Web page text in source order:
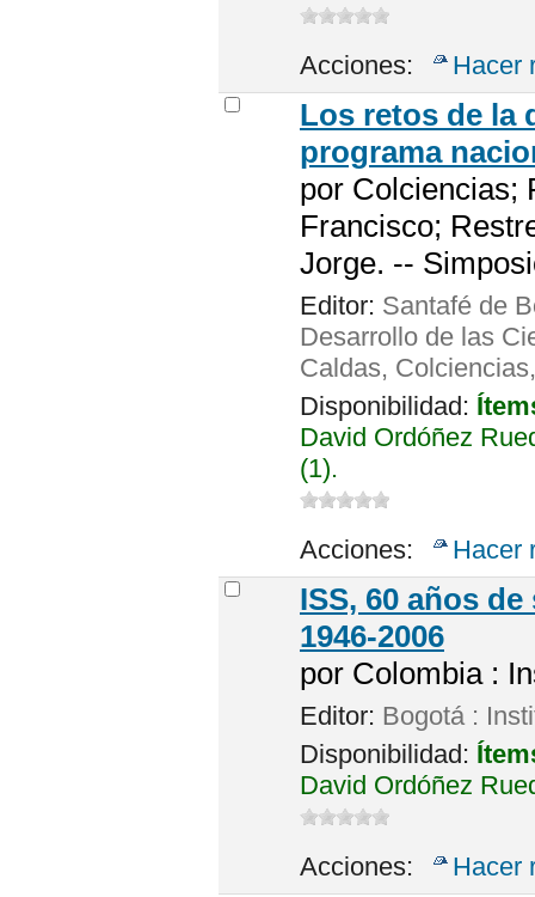
Acciones: Hacer
Los retos de la
programa
por Colciencias;
Francisco;
Jorge. --
Editor: Santafé de
Desarrollo de las
Caldas,
Disponibilidad:
David Ordóñez
(1).
Acciones: Hacer
ISS, 60 años
1946-2006
por Colombia :
Editor: Bogotá :
Disponibilidad:
David Ordóñez
Acciones: Hacer